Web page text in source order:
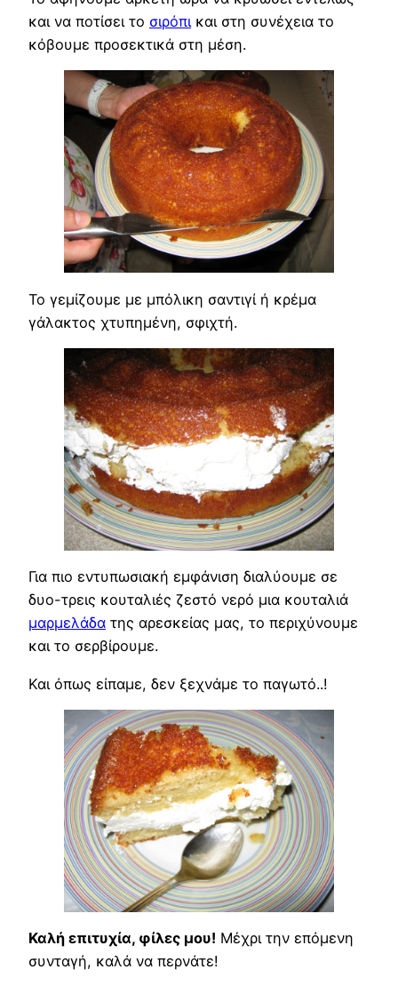
και να ποτίσει το σιρόπικαι στη συνέχεια το
κόβουμε προσεκτικά στη μέση.
Το γεμίζουμε με μπόλικη σαντιγί ή κρέμα
γάλακτος χτυπημένη, σφιχτή.
Για πιο εντυπωσιακή εμφάνιση διαλύουμε σε
δυο-τρεις κουταλιές ζεστό νερό μια κουταλιά
μαρμελάδα της αρεσκείας μας, το περιχύνουμε
και το σερβίρουμε.
Και όπως είπαμε, δεν ξεχνάμε το παγωτό..!
Καλή επιτυχία, φίλες μου! Μέχρι την επόμενη
συνταγή, καλά να περνάτε!